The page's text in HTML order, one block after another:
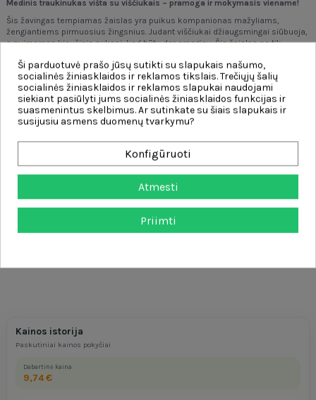
Medinis traukinukas višta su viščiukais – pramoga ir mokymasis viename!
Šis žavingas tempiamas žaislas yra puikus kompanionas mažyliams,
žengiantiems pirmuosius žingsnius. Judant viščiukai džiaugsmingai siūbuoja,
o nuimamas kiaušinis sukasi, kad būtų dar smagiau. Šis žaislas ne tik
Ypatybės:
✔️ Vaikams nuo 18 mėnesių amžiaus
✔️ Medinė konstrukcija– patvari ir saugi vaikams
✔️ Supantys viščiukai– juda, kai patraukiate žaislą
✔️ Besisukantis kiaušinis– galima atskirti savarankiškam žaidimui
– palaiko motorinių įgūdžių ir koordinacijos
vystymąsi
✔️kūrybiškumas,
Kainos istorija
Paskutiniai kainos pokyčiai
Dabartinė kaina
9,74 €
Ši parduotuvė prašo jūsų sutikti su slapukais našumo,
socialinės žiniasklaidos ir reklamos tikslais. Trečiųjų šalių
socialinės žiniasklaidos ir reklamos slapukai naudojami
siekiant pasiūlyti jums socialinės žiniasklaidos funkcijas ir
suasmenintus skelbimus. Ar sutinkate su šiais slapukais ir
susijusiu asmens duomenų tvarkymu?
Konfigūruoti
Atmesti
Priimti